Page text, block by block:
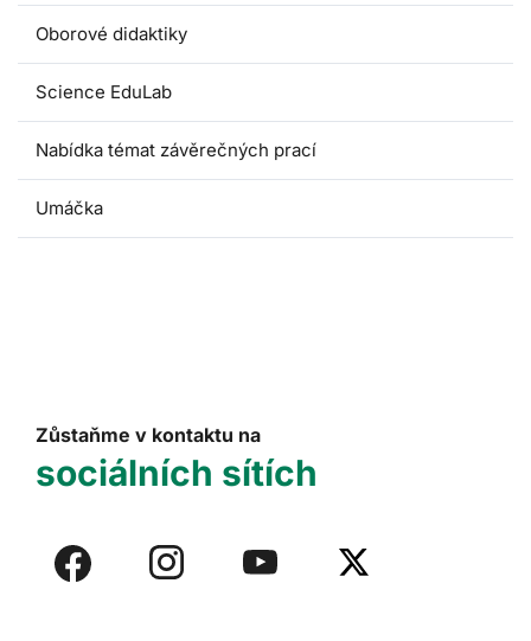
Oborové didaktiky
Science EduLab
Nabídka témat závěrečných prací
Umáčka
Zůstaňme v kontaktu na
sociálních sítích